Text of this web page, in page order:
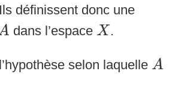
définissent donc une
A dans l’espace X
X .
selon laquelle A
A